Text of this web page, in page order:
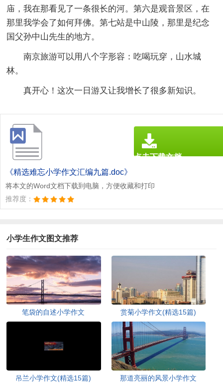
庙，我在那看见了一条很长的河。第六是观音景区，在
那里我学会了如何拜佛。第七站是中山陵，那里是纪念
国父孙中山先生的地方。
南京旅游可以用八个字形容：吃喝玩穿，山水城
林。
真开心！这次一日游又让我增长了很多新知识。
《精选难忘小学作文汇编九篇.doc》
将本文的Word文档下载到电脑，方便收藏和打印
推荐度：
点击下载文档
小学生作文图文推荐
笔袋的自述小学作文 赏菊小学作文(精选15篇)
吊兰小学作文(精选15篇) 那道亮丽的风景小学作文